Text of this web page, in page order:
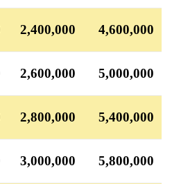
2,400,000 4,600,000
2,600,000 5,000,000
2,800,000 5,400,000
3,000,000 5,800,000